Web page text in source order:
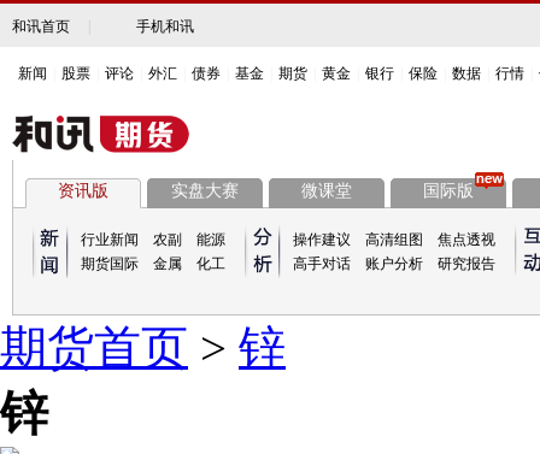
和讯首页 手机和讯
新闻 股票 评论 外汇 债券 基金 期货 黄金 银行 保险 数据 行情
资讯版 实盘大赛 微课堂 国际版
行业新闻 农副
能源
期货国际
金属 化工
操作建议 高清组图
焦点透视
高手对话
账户分析 研究报告
期货首页 > 锌
锌